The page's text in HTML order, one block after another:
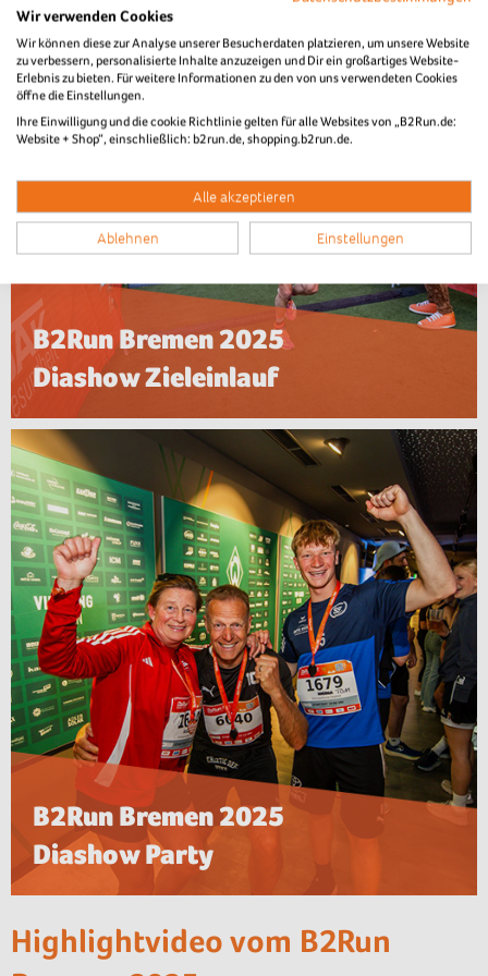
B2Run Bremen 2025
Diashow Zieleinlauf
B2Run Bremen 2025
Diashow Party
Highlightvideo vom B2Run
Wir verwenden Cookies
Wir können diese zur Analyse unserer Besucherdaten platzieren, um unsere Website
zu verbessern, personalisierte Inhalte anzuzeigen und Dir ein großartiges Website-
Erlebnis zu bieten. Für weitere Informationen zu den von uns verwendeten Cookies
öffne die Einstellungen.
Ihre Einwilligung und die cookie Richtlinie gelten für alle Websites von „B2Run.de:
Website + Shop“, einschließlich: b2run.de, shopping.b2run.de.
Alle akzeptieren
Ablehnen Einstellungen